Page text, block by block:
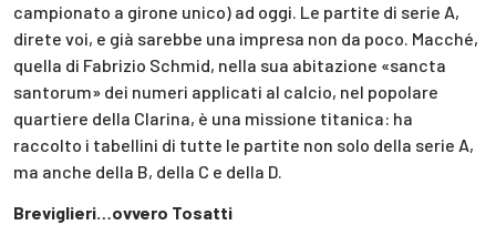
campionato a girone unico) ad oggi. Le partite di serie A,
direte voi, e già sarebbe una impresa non da poco. Macché,
quella di Fabrizio Schmid, nella sua abitazione «sancta
santorum» dei numeri applicati al calcio, nel popolare
quartiere della Clarina, è una missione titanica: ha
raccolto i tabellini di tutte le partite non solo della serie A,
ma anche della B, della C e della D.
Breviglieri…ovvero Tosatti